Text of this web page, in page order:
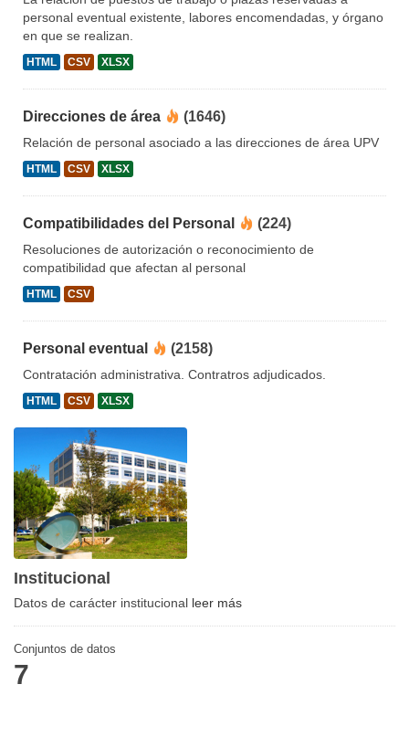
personal eventual existente, labores encomendadas, y órgano
en que se realizan.
HTML CSV XLSX
Direcciones de área (1646)
Relación de personal asociado a las direcciones de área UPV
HTML CSV XLSX
Compatibilidades del Personal (224)
Resoluciones de autorización o reconocimiento de
compatibilidad que afectan al personal
HTML CSV
Personal eventual (2158)
Contratación administrativa. Contratros adjudicados.
HTML CSV XLSX
Institucional
Datos de carácter institucional leer más
Conjuntos de datos
7